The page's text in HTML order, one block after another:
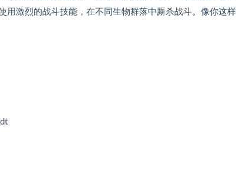
用激烈的战斗技能，在不同生物群落中厮杀战斗。像你这